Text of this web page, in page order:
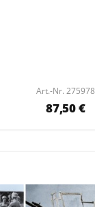
Art.-Nr. 275978
87,50 €